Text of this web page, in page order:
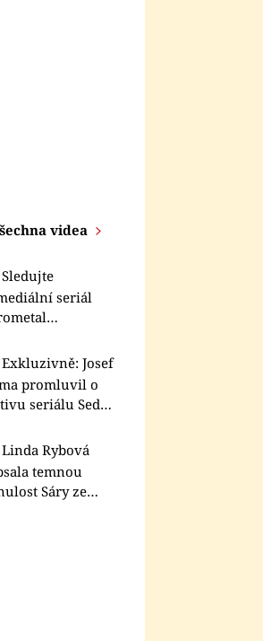
videa
Sledujte
seriál
Exkluzivně: Josef
promluvil o
seriálu Sedm
Linda Rybová
temnou
Sáry ze